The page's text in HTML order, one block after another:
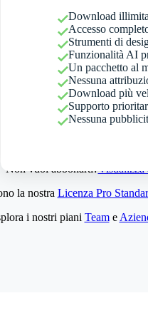
Download
Accesso
Strumenti di
Funzionalità AI
Un pacchetto al
Nessuna
Download più
Supporto
Nessuna
Non vuoi abbonarti?Visualizza
la nostra Licenza Pro
i nostri piani Teame